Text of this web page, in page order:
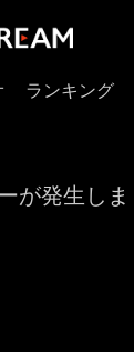
ランキング
が発生し